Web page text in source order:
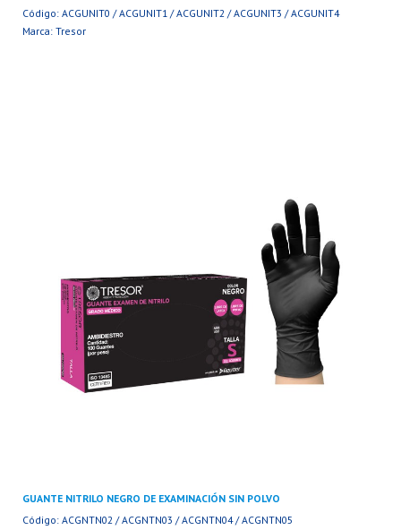
Código: ACGUNIT0 / ACGUNIT1 / ACGUNIT2 / ACGUNIT3 / ACGUNIT4
Marca: Tresor
GUANTE NITRILO NEGRO DE EXAMINACIÓN SIN POLVO
Código: ACGNTN02 / ACGNTN03 / ACGNTN04 / ACGNTN05